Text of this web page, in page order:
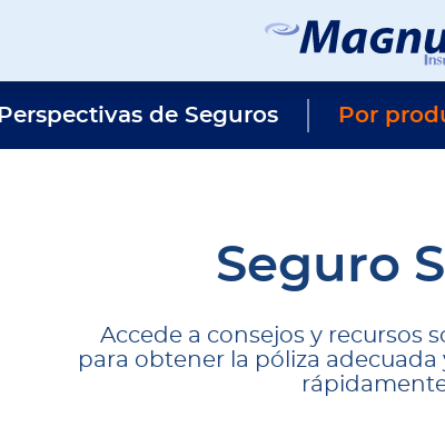
Perspectivas de Seguros Por
Seguro
Accede a consejos y recursos
para obtener la póliza adecuada